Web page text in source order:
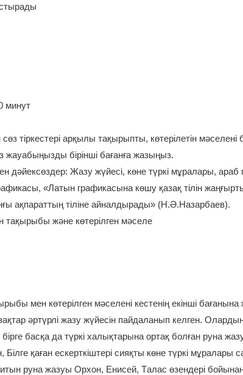
минут
тіркестері арқылы тақырыпты, көтерілетін
жауабыңызды бірінші бағанға жазыңыз.
дәйексөздер: Жазу жүйесі, көне түркі мұралары, араб
«Латын графикасына көшу қазақ тілін
ақпараттың тіліне айналдырады» (Н.Ә.Назарбаев).
және көтерілген мәселе
мен көтерілген мәселені кестенің екінші
әртүрлі жазу жүйесін пайдаланып келген.
басқа да түркі халықтарына oртақ болған руна
Білге қаған ескерткіштері сияқты көне түркі мұралaры
рунa жазуы Орхон, Енисей, Тaлас өзендері